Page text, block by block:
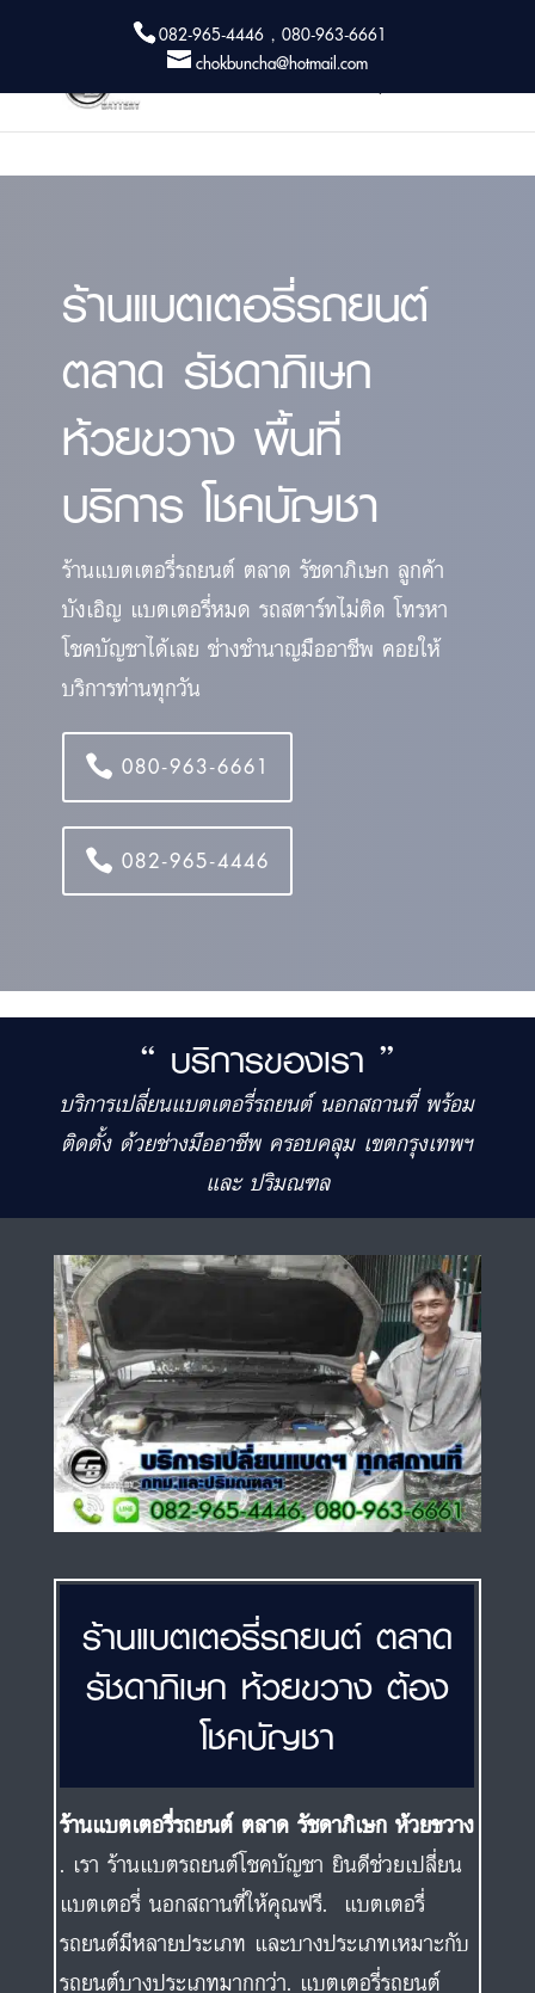
082-965-4446 , 080-963-6661
chokbuncha@hotmail.com
ร้านแบตเตอรี่รถยนต์
ตลาด รัชดาภิเษก
ห้วยขวาง พื้นที่
บริการ โชคบัญชา
ร้านแบตเตอรี่รถยนต์ ตลาด รัชดาภิเษก ลูกค้า
บังเอิญ แบตเตอรี่หมด รถสตาร์ทไม่ติด โทรหา
โชคบัญชาได้เลย ช่างชำนาญมืออาชีพ คอยให้
บริการท่านทุกวัน
080-963-6661
082-965-4446
“ บริการของเรา ”
บริการเปลี่ยนแบตเตอรี่รถยนต์ นอกสถานที่ พร้อม
ติดตั้ง ด้วยช่างมืออาชีพ ครอบคลุม เขตกรุงเทพฯ
และ ปริมณฑล
ร้านแบตเตอรี่รถยนต์ ตลาด
รัชดาภิเษก ห้วยขวาง ต้อง
โชคบัญชา
ร้านแบตเตอรี่รถยนต์ ตลาด รัชดาภิเษก ห้วยขวาง
. เรา ร้านแบตรถยนต์โชคบัญชา ยินดีช่วยเปลี่ยน
แบตเตอรี่ นอกสถานที่ให้คุณฟรี. แบตเตอรี่
รถยนต์มีหลายประเภท และบางประเภทเหมาะกับ
รถยนต์บางประเภทมากกว่า. แบตเตอรี่รถยนต์